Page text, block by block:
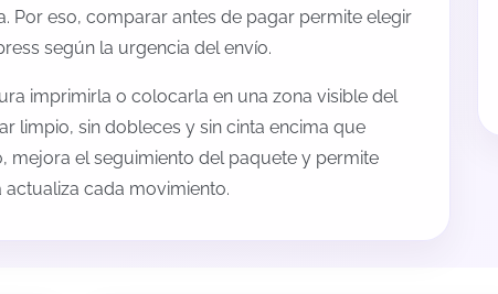
Por eso, comparar antes de pagar permite elegir
según la urgencia del envío.
imprimirla o colocarla en una zona visible del
limpio, sin dobleces y sin cinta encima que
mejora el seguimiento del paquete y permite
cada movimiento.